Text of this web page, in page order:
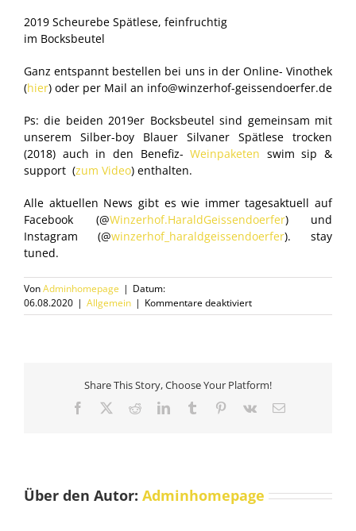
2019 Scheurebe Spätlese, feinfruchtig
im Bocksbeutel
Ganz entspannt bestellen bei uns in der Online- Vinothek
(hier) oder per Mail an info@winzerhof-geissendoerfer.de
Ps: die beiden 2019er Bocksbeutel sind gemeinsam mit
unserem Silber-boy Blauer Silvaner Spätlese trocken
(2018) auch in den Benefiz-Weinpaketen swim sip &
support (zum Video) enthalten.
Alle aktuellen News gibt es wie immer tagesaktuell auf
Facebook (@Winzerhof.HaraldGeissendoerfer) und
Instagram (@winzerhof_haraldgeissendoerfer). stay
tuned.
VonAdminhomepage | Datum:
06.08.2020 | Allgemein | Kommentare deaktiviertfür
Unsere
Share This Story, Choose Your Platform!
Facebook RedditLinkedInTumblr Pinterest
Vk
E-
Über den Autor: Adminhomepage